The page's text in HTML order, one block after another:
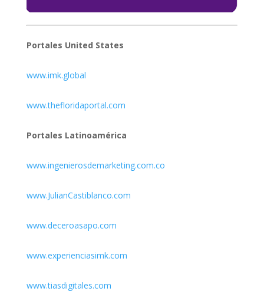
Portales United States
www.imk.global
www.thefloridaportal.com
Portales Latinoamérica
www.ingenierosdemarketing.com.co
www.JulianCastiblanco.com
www.deceroasapo.com
www.experienciasimk.com
www.tiasdigitales.com